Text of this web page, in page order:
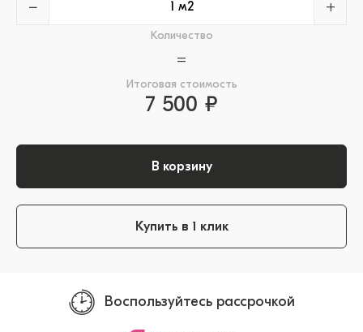
− +
Количество
=
Итоговая стоимость
7 500 ₽
В корзину
Купить в 1 клик
Воспользуйтесь рассрочкой